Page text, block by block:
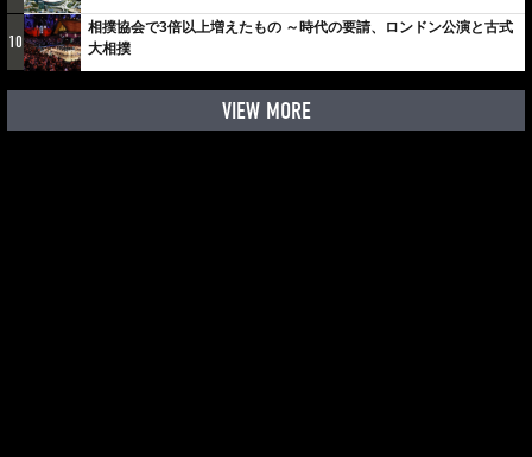
10
相撲協会で3倍以上増えたもの ～時代の要請、ロンドン公演と古式
大相撲
VIEW MORE